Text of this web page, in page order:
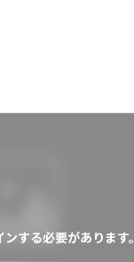
する必要があります。